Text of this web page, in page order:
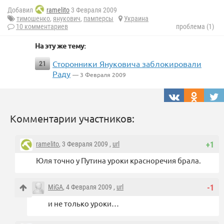
Добавил ramelito 3 Февраля 2009
тимошенко, янукович, памперсы
Украина
10 комментариев
проблема (1)
На эту же тему:
21
Сторонники Януковича заблокировали
Раду — 3 Февраля 2009
Комментарии участников:
+1
ramelito, 3 Февраля 2009 , url
Юля точно у Путина уроки красноречия брала.
-1
MiGA, 4 Февраля 2009 , url
и не только уроки…